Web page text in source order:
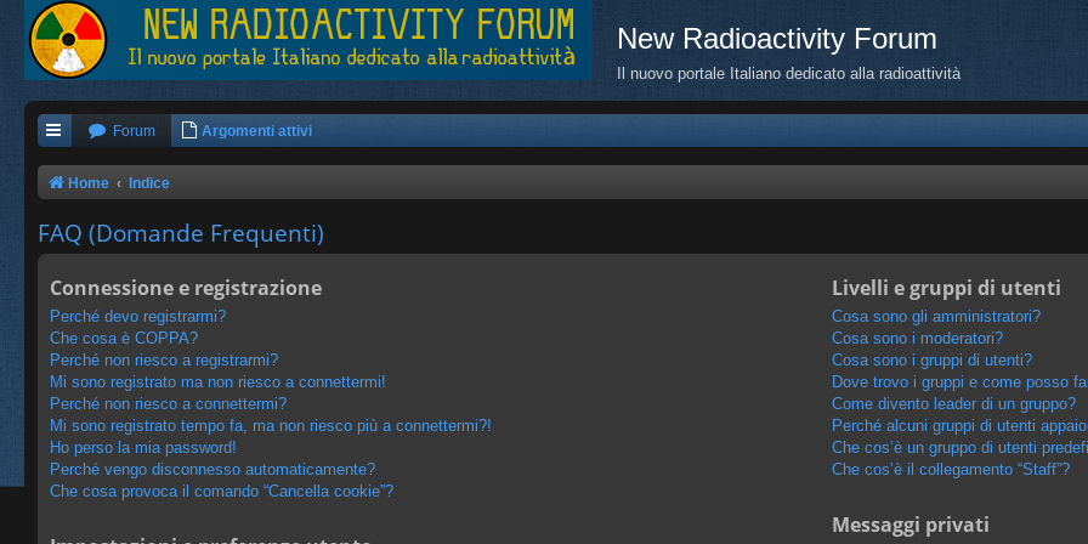
New Radioactivity Forum
Il nuovo portale Italiano dedicato alla radioattività
Forum Argomenti attivi
Home Indice
FAQ (Domande Frequenti)
Connessione e registrazione
Perché devo registrarmi?
Che cosa è COPPA?
Perché non riesco a registrarmi?
Mi sono registrato ma non riesco a connettermi!
Perché non riesco a connettermi?
Mi sono registrato tempo fa, ma non riesco più a connettermi?!
Ho perso la mia password!
Perché vengo disconnesso automaticamente?
Che cosa provoca il comando “Cancella cookie”?
Livelli e gruppi di utenti
Cosa sono gli amministratori?
Cosa sono i moderatori?
Cosa sono i gruppi di utenti?
Dove trovo i gruppi e come posso
Come divento leader di un gruppo?
Perché alcuni gruppi di utenti
Che cos’è un gruppo di utenti
Che cos’è il collegamento “Staff”?
Messaggi privati